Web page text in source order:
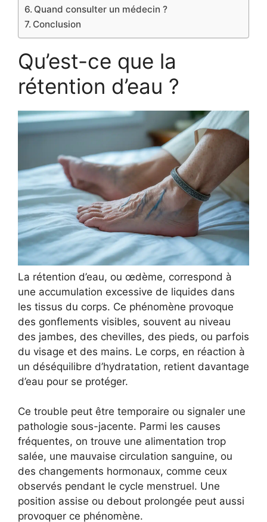
Quand consulter un médecin ?
Conclusion
Qu’est-ce que la
rétention d’eau ?
La rétention d’eau, ou œdème, correspond à
une accumulation excessive de liquides dans
les tissus du corps. Ce phénomène provoque
des gonflements visibles, souvent au niveau
des jambes, des chevilles, des pieds, ou parfois
du visage et des mains. Le corps, en réaction à
un déséquilibre d’hydratation, retient davantage
d’eau pour se protéger.
Ce trouble peut être temporaire ou signaler une
pathologie sous-jacente. Parmi les causes
fréquentes, on trouve une alimentation trop
salée, une mauvaise circulation sanguine, ou
des changements hormonaux, comme ceux
observés pendant le cycle menstruel. Une
position assise ou debout prolongée peut aussi
provoquer ce phénomène.